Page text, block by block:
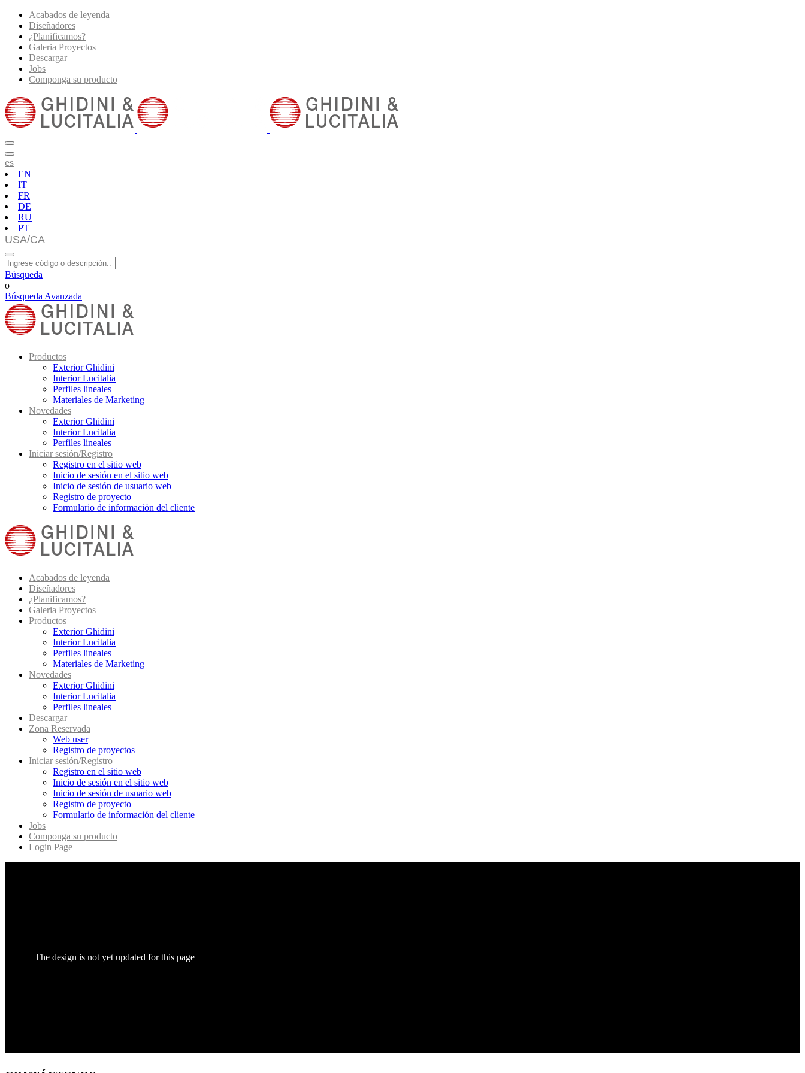
Acabados de leyenda
Diseñadores
¿Planificamos?
Galeria Proyectos
Descargar
Jobs
Componga su producto
es
EN
IT
FR
DE
RU
PT
Búsqueda
o
Búsqueda Avanzada
Productos
Exterior Ghidini
Interior Lucitalia
Perfiles lineales
Materiales de Marketing
Novedades
Exterior Ghidini
Interior Lucitalia
Perfiles lineales
Iniciar sesión/Registro
Registro en el sitio web
Inicio de sesión en el sitio web
Inicio de sesión de usuario web
Registro de proyecto
Formulario de información del cliente
Acabados de leyenda
Diseñadores
¿Planificamos?
Galeria Proyectos
Productos
Exterior Ghidini
Interior Lucitalia
Perfiles lineales
Materiales de Marketing
Novedades
Exterior Ghidini
Interior Lucitalia
Perfiles lineales
Descargar
Zona Reservada
Web user
Registro de proyectos
Iniciar sesión/Registro
Registro en el sitio web
Inicio de sesión en el sitio web
Inicio de sesión de usuario web
Registro de proyecto
Formulario de información del cliente
Jobs
Componga su producto
Login Page
The design is not yet updated for this page